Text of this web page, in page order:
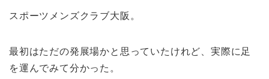
スポーツメンズクラブ大阪。
最初はただの発展場かと思っていたけれど、実際に足
を運んでみて分かった。